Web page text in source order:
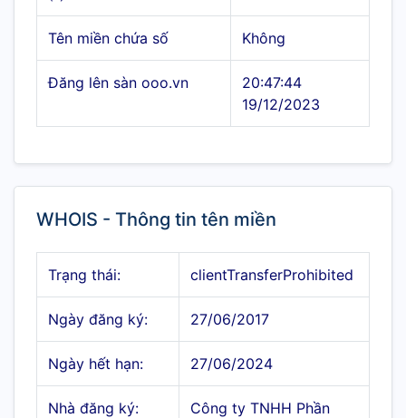
Tên miền chứa số Không
Đăng lên sàn ooo.vn
20:47:44
19/12/2023
WHOIS - Thông tin tên miền
Trạng thái: clientTransferProhibited
Ngày đăng ký: 27/06/2017
Ngày hết hạn: 27/06/2024
Nhà đăng ký:
Công ty TNHH Phần